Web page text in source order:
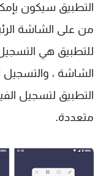
التطبيق سيكون
من على الشاشة
للتطبيق هي
الشاشة ،
التطبيق لتسجيل
متعددة.